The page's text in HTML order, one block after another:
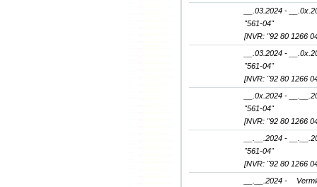
__.03.2024 -
"561-04"
[NVR: "92 80 1266
__.03.2024 -
"561-04"
[NVR: "92 80 1266
__.0x.2024 -
"561-04"
[NVR: "92 80 1266
__.__.2024 -
"561-04"
[NVR: "92 80 1266
__.__.2024 -